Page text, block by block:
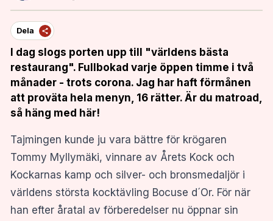
Dela
I dag slogs porten upp till "världens bästa
restaurang". Fullbokad varje öppen timme i två
månader - trots corona. Jag har haft förmånen
att proväta hela menyn, 16 rätter. Är du matroad,
så häng med här!
Tajmingen kunde ju vara bättre för krögaren
Tommy Myllymäki, vinnare av Årets Kock och
Kockarnas kamp och silver- och bronsmedaljör i
världens största kocktävling Bocuse d´Or. För när
han efter åratal av förberedelser nu öppnar sin